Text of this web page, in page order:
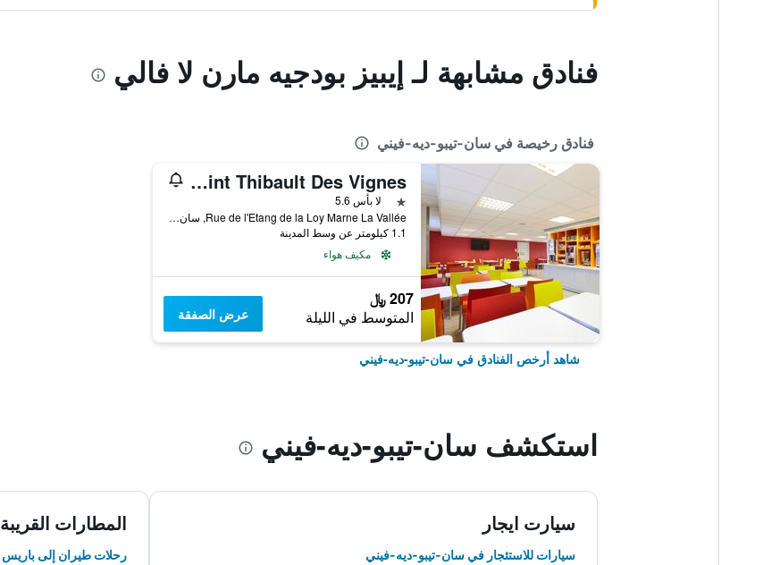
فنادق مشابهة لـ إيبيز بودجيه مارن لا فالي
فنادق رخيصة في سان-تيبو-ديه-فيني
Premiere Classe Marne La Vallee - Saint Thibault Des Vignes
نجمة واحدة
لا بأس 5.6
Rue de l'Etang de la Loy Marne La Vallée, سان-تيبو-ديه-فيني, إقليم السين و مارن, فرنسا
1.1 كيلومتر عن وسط المدينة
مكيف هواء
207 ﷼
المتوسط في الليلة عرض الصفقة
شاهد أرخص الفنادق في سان-تيبو-ديه-فيني
استكشف سان-تيبو-ديه-فيني
سيارت ايجار
سيارات للاستئجار في سان-تيبو-ديه-فيني
المطارات القريبة
رحلات طيران إلى باريس